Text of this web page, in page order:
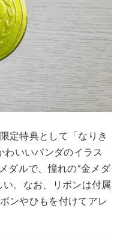
定特典として「なりき
わいいパンダのイラス
ダルで、憧れの“金メダ
い。なお、リボンは付属
ンやひもを付けてアレ